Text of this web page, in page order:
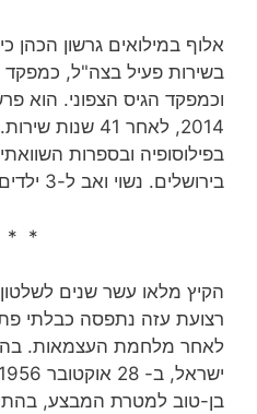
אלוף במילואים גרשון הכהן
בשירות פעיל בצה"ל,
וכמפקד הגיס הצפוני. הוא
2014, לאחר 41
בפילוסופיה ובספרות
בירושלים. נשוי ואב ל-3 ילדים.
* *
הקיץ מלאו עשר שנים
רצועת עזה נתפסה כבלתי
לאחר מלחמת העצמאות.
בן-טוב למטרת המבצע,